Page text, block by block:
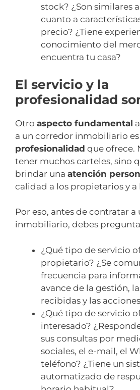
stock? ¿Son similares
cuanto a
precio? ¿Tiene
conocimiento del
encuentra tu casa?
El servicio y la
profesionalidad
Otro aspecto fundamental
a un corredor inmobiliario es
profesionalidad que ofrece.
tener muchos carteles, sino
brindar una atención
calidad a los propietarios y a
Por eso, antes de contratar
inmobiliario, debes
¿Qué tipo de servicio
propietario? ¿Se
frecuencia para
avance de la gestión,
recibidas y las
¿Qué tipo de servicio
interesado?
sus consultas por
sociales, el e-mail, el
teléfono? ¿Tiene un
automatizado de